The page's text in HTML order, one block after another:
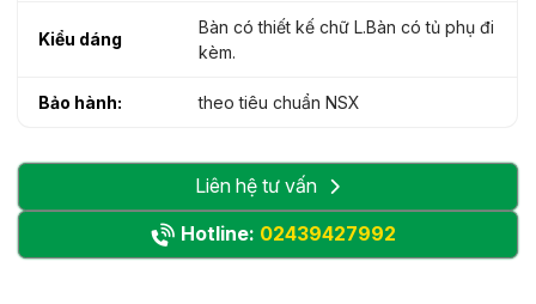
Kiểu dáng
Bàn có thiết kế chữ L.Bàn có tủ phụ đi
kèm.
Bảo hành: theo tiêu chuẩn NSX
Liên hệ tư vấn
Hotline: 02439427992